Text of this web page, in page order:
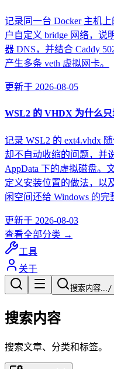
记录同一台 Docker 主机上
户自定义 bridge 网络，说
器 DNS，并结合 Caddy
产生多条 veth 虚拟网卡。
更新于 2026-08-05
WSL2 的 VHDX 为什么
记录 WSL2 的 ext4.vhdx
却不自动收缩的问题，并
AppData 下的虚拟磁盘。
定义安装位置的做法，以
闲空间还给 Windows 的完
更新于 2026-08-03
查看全部分类 →
工具
关于
搜索内容... /
搜索内容
搜索文章、分类和标签。